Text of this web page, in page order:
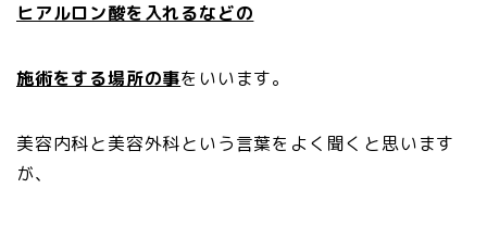
ヒアルロン酸を入れるなどの
施術をする場所の事をいいます。
美容内科と美容外科という言葉をよく聞くと思います
が、